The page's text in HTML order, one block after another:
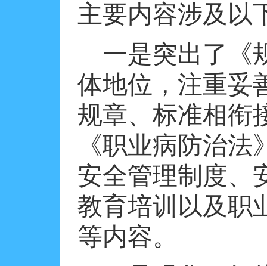
主要内容涉及以
一是突出了《
体地位，注重妥
规章、标准相衔
《职业病防治
安全管理制度、
教育培训以及职
等内容。